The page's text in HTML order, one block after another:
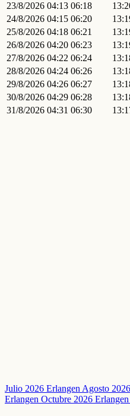
23/8/2026 04:13 06:18
24/8/2026 04:15 06:20
25/8/2026 04:18 06:21
26/8/2026 04:20 06:23
27/8/2026 04:22 06:24
28/8/2026 04:24 06:26
29/8/2026 04:26 06:27
30/8/2026 04:29 06:28
31/8/2026 04:31 06:30
Julio 2026 ErlangenAgosto
Erlangen Octubre 2026 Erlangen